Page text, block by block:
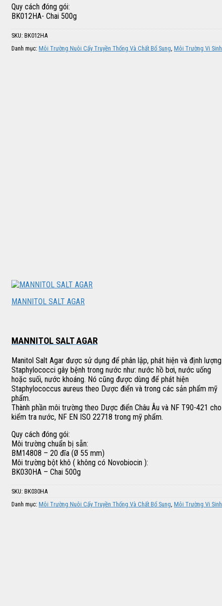
Quy cách đóng gói:
BK012HA- Chai 500g
SKU: BK012HA
Danh mục: Môi Trường Nuôi Cấy Truyền Thống Và Chất Bổ Sung Môi Trường Vi Sinh
MANNITOL SALT AGAR
MANNITOL SALT AGAR
Manitol Salt Agar được sử dụng để phân lập, phát hiện và định lượng
Staphylococci gây bệnh trong nước như: nước hồ bơi, nước uống
hoặc suối, nước khoáng. Nó cũng được dùng để phát hiện
Staphylococcus aureus theo Dược điển và trong các sản phẩm mỹ
phẩm.
Thành phần môi trường theo Dược điển Châu Âu và NF T90-421 cho
kiểm tra nước, NF EN ISO 22718 trong mỹ phẩm.
Quy cách đóng gói:
Môi trường chuẩn bị sẵn:
BM14808 – 20 đĩa (Ø 55 mm)
Môi trường bột khô ( không có Novobiocin ):
BK030HA – Chai 500g
SKU: BK030HA
Danh mục: Môi Trường Nuôi Cấy Truyền Thống Và Chất Bổ Sung, Môi Trường Vi Sinh